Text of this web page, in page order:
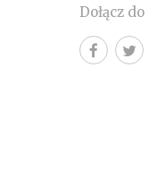
Dołącz